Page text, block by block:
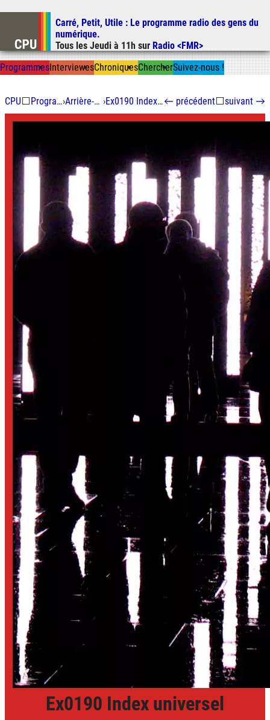
Aller au contenu
Aller à la recherche
Carré, Petit, Utile : Le programme radio des gens du
numérique.
Tous les Jeudi à 11h sur Radio <FMR>
ProgrammesInterviewesChroniquesChercherSuivez-nous !
CPU⬜ Programmes› Arrière-guichet › Ex0190 Index universel← précédent⬜suivant →
Ex0190 Index universel